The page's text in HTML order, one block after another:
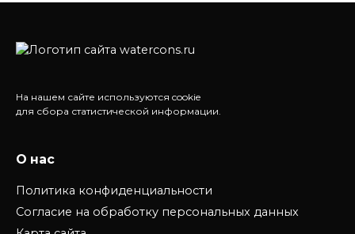
На нашем сайте используются cookie
для сбора статистической информации.
О нас
Политика конфиденциальности
Согласие на обработку персональных данных